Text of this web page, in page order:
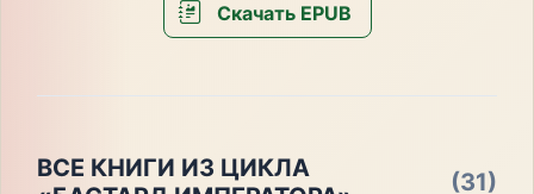
Скачать EPUB
ВСЕ КНИГИ ИЗ ЦИКЛА
(31)